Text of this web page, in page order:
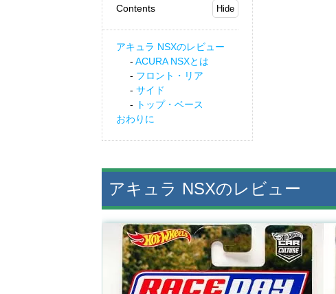
Contents
アキュラ NSXのレビュー
ACURA NSXとは
フロント・リア
サイド
トップ・ベース
おわりに
アキュラ NSXのレビュー